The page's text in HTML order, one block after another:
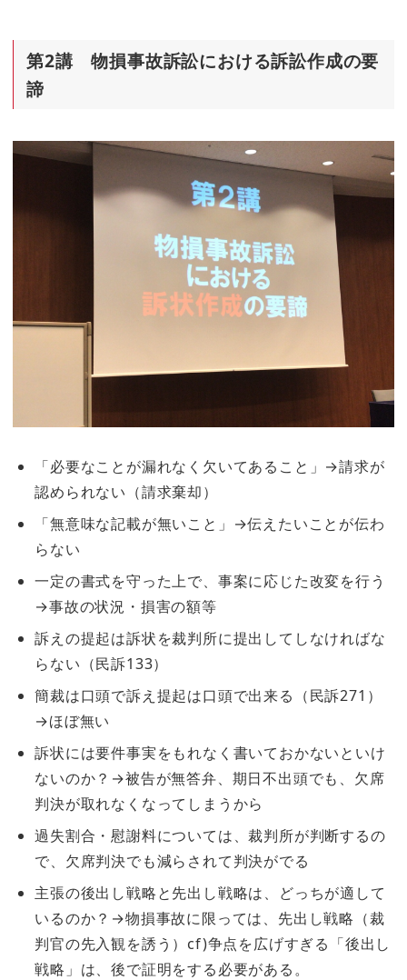
第2講 物損事故訴訟における訴訟作成の要
諦
「必要なことが漏れなく欠いてあること」→請求が
認められない（請求棄却）
「無意味な記載が無いこと」→伝えたいことが伝わ
らない
一定の書式を守った上で、事案に応じた改変を行う
→事故の状況・損害の額等
訴えの提起は訴状を裁判所に提出してしなければな
らない（民訴133）
簡裁は口頭で訴え提起は口頭で出来る（民訴271）
→ほぼ無い
訴状には要件事実をもれなく書いておかないといけ
ないのか？→被告が無答弁、期日不出頭でも、欠席
判決が取れなくなってしまうから
過失割合・慰謝料については、裁判所が判断するの
で、欠席判決でも減らされて判決がでる
主張の後出し戦略と先出し戦略は、どっちが適して
いるのか？→物損事故に限っては、先出し戦略（裁
判官の先入観を誘う）cf)争点を広げすぎる「後出し
戦略」は、後で証明をする必要がある。